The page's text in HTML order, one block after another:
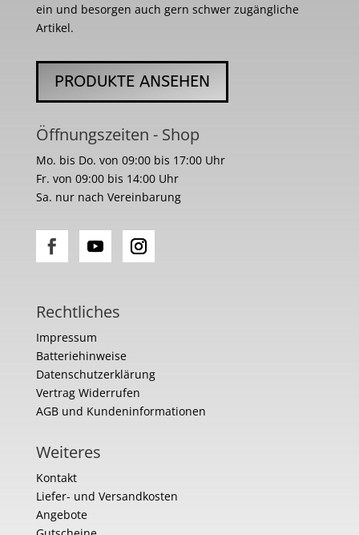
ein und besorgen auch gern schwer zugängliche
Artikel.
PRODUKTE ANSEHEN
Öffnungszeiten - Shop
Mo. bis Do. von 09:00 bis 17:00 Uhr
Fr. von 09:00 bis 14:00 Uhr
Sa. nur nach Vereinbarung
Rechtliches
Impressum
Batteriehinweise
Datenschutzerklärung
Vertrag Widerrufen
AGB und Kundeninformationen
Weiteres
Kontakt
Liefer- und Versandkosten
Angebote